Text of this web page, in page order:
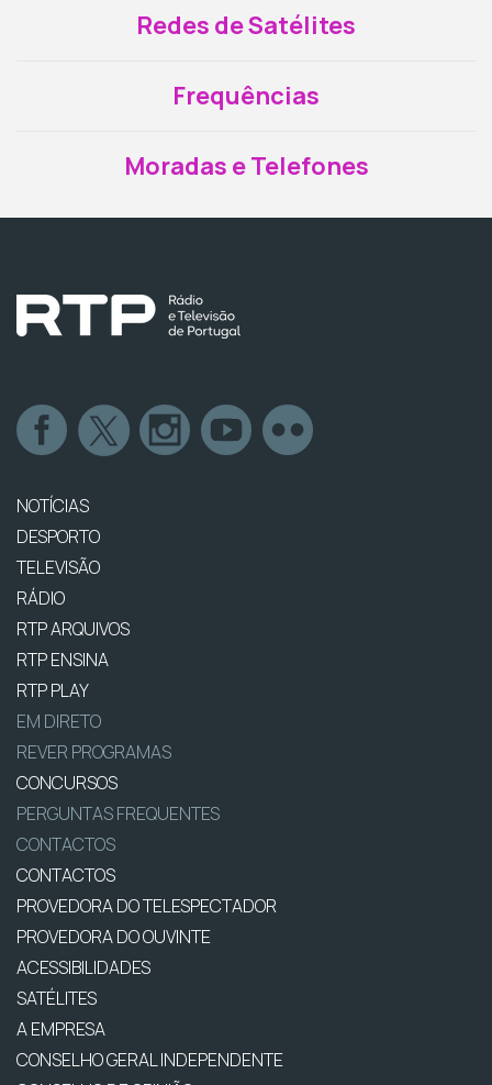
Redes de Satélites
Frequências
Moradas e Telefones
NOTÍCIAS
DESPORTO
TELEVISÃO
RÁDIO
RTP ARQUIVOS
RTP ENSINA
RTP PLAY
EM DIRETO
REVER PROGRAMAS
CONCURSOS
PERGUNTAS FREQUENTES
CONTACTOS
CONTACTOS
PROVEDORA DO TELESPECTADOR
PROVEDORA DO OUVINTE
ACESSIBILIDADES
SATÉLITES
A EMPRESA
CONSELHO GERAL INDEPENDENTE